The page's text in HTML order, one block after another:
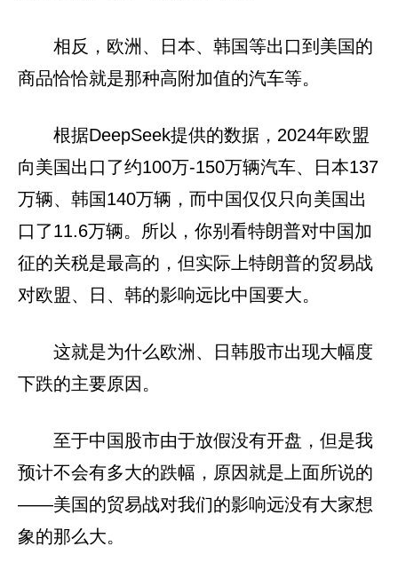
相反，欧洲、日本、韩国等出口到美国的
商品恰恰就是那种高附加值的汽车等。
根据DeepSeek提供的数据，2024年欧盟
向美国出口了约100万-150万辆汽车、日本137
万辆、韩国140万辆，而中国仅仅只向美国出
口了11.6万辆。所以，你别看特朗普对中国加
征的关税是最高的，但实际上特朗普的贸易战
对欧盟、日、韩的影响远比中国要大。
这就是为什么欧洲、日韩股市出现大幅度
下跌的主要原因。
至于中国股市由于放假没有开盘，但是我
预计不会有多大的跌幅，原因就是上面所说的
——美国的贸易战对我们的影响远没有大家想
象的那么大。